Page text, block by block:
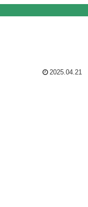
2025.04.21